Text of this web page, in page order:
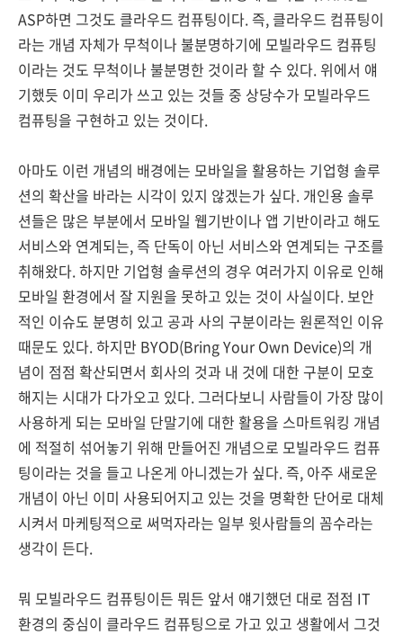
ASP하면 그것도 클라우드 컴퓨팅이다. 즉, 클라우드 컴퓨팅이
라는 개념 자체가 무척이나 불분명하기에 모빌라우드 컴퓨팅
이라는 것도 무척이나 불분명한 것이라 할 수 있다. 위에서 얘
기했듯 이미 우리가 쓰고 있는 것들 중 상당수가 모빌라우드
컴퓨팅을 구현하고 있는 것이다.
아마도 이런 개념의 배경에는 모바일을 활용하는 기업형 솔루
션의 확산을 바라는 시각이 있지 않겠는가 싶다. 개인용 솔루
션들은 많은 부분에서 모바일 웹기반이나 앱 기반이라고 해도
서비스와 연계되는, 즉 단독이 아닌 서비스와 연계되는 구조를
취해왔다. 하지만 기업형 솔루션의 경우 여러가지 이유로 인해
모바일 환경에서 잘 지원을 못하고 있는 것이 사실이다. 보안
적인 이슈도 분명히 있고 공과 사의 구분이라는 원론적인 이유
때문도 있다. 하지만 BYOD(Bring Your Own Device)의 개
념이 점점 확산되면서 회사의 것과 내 것에 대한 구분이 모호
해지는 시대가 다가오고 있다. 그러다보니 사람들이 가장 많이
사용하게 되는 모바일 단말기에 대한 활용을 스마트워킹 개념
에 적절히 섞어놓기 위해 만들어진 개념으로 모빌라우드 컴퓨
팅이라는 것을 들고 나온게 아니겠는가 싶다. 즉, 아주 새로운
개념이 아닌 이미 사용되어지고 있는 것을 명확한 단어로 대체
시켜서 마케팅적으로 써먹자라는 일부 윗사람들의 꼼수라는
생각이 든다.
뭐 모빌라우드 컴퓨팅이든 뭐든 앞서 얘기했던 대로 점점 IT
환경의 중심이 클라우드 컴퓨팅으로 가고 있고 생활에서 그것